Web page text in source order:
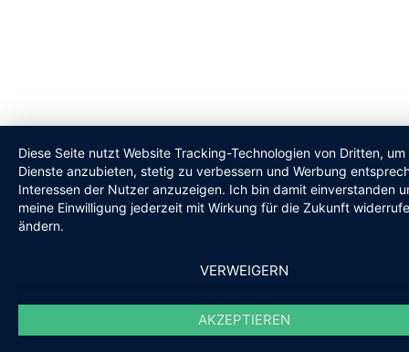
Diese Seite nutzt Website Tracking-Technologien von Dritten, um
Dienste anzubieten, stetig zu verbessern und Werbung
Interessen der Nutzer anzuzeigen. Ich bin damit einverstanden
meine Einwilligung jederzeit mit Wirkung für die Zukunft
ändern.
VERWEIGERN
AKZEPTIEREN